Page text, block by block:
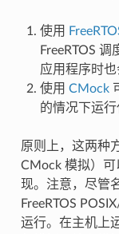
使用
FreeRTOS
应用程序时也
使用 CMock
的情况下运行
原则上，这两种
CMock 模拟）可
现。注意，尽管
FreeRTOS
运行。在主机上